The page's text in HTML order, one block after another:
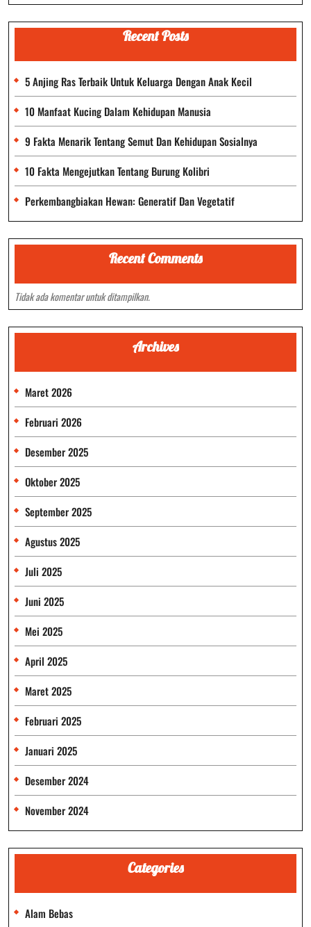
Recent Posts
5 Anjing Ras Terbaik Untuk Keluarga Dengan Anak Kecil
10 Manfaat Kucing Dalam Kehidupan Manusia
9 Fakta Menarik Tentang Semut Dan Kehidupan Sosialnya
10 Fakta Mengejutkan Tentang Burung Kolibri
Perkembangbiakan Hewan: Generatif Dan Vegetatif
Recent Comments
Tidak ada komentar untuk ditampilkan.
Archives
Maret 2026
Februari 2026
Desember 2025
Oktober 2025
September 2025
Agustus 2025
Juli 2025
Juni 2025
Mei 2025
April 2025
Maret 2025
Februari 2025
Januari 2025
Desember 2024
November 2024
Categories
Alam Bebas